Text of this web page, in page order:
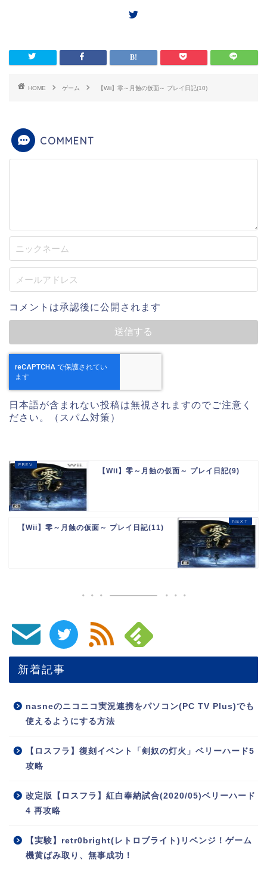
HOME ゲーム 【Wii】零～月蝕の仮面～ プレイ日記(10)
COMMENT
コメントは承認後に公開されます
日本語が含まれない投稿は無視されますのでご注意く
ださい。（スパム対策）
【Wii】零～月蝕の仮面～ プレイ日記(9)
【Wii】零～月蝕の仮面～ プレイ日記(11)
新着記事
nasneのニコニコ実況連携をパソコン(PC TV Plus)でも
使えるようにする方法
【ロスフラ】復刻イベント「剣奴の灯火」ベリーハード5
攻略
改定版【ロスフラ】紅白奉納試合(2020/05)ベリーハード
4 再攻略
【実験】retr0bright(レトロブライト)リベンジ！ゲーム
機黄ばみ取り、無事成功！